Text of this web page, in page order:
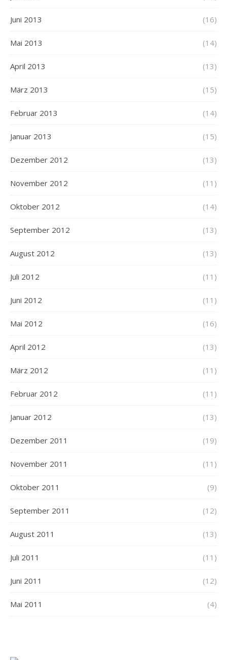
Juni 2013 (16)
Mai 2013 (14)
April 2013 (13)
März 2013 (15)
Februar 2013 (14)
Januar 2013 (15)
Dezember 2012 (13)
November 2012 (11)
Oktober 2012 (14)
September 2012 (13)
August 2012 (13)
Juli 2012 (11)
Juni 2012 (11)
Mai 2012 (16)
April 2012 (13)
März 2012 (11)
Februar 2012 (11)
Januar 2012 (13)
Dezember 2011 (19)
November 2011 (11)
Oktober 2011 (9)
September 2011 (12)
August 2011 (13)
Juli 2011 (11)
Juni 2011 (12)
Mai 2011 (4)